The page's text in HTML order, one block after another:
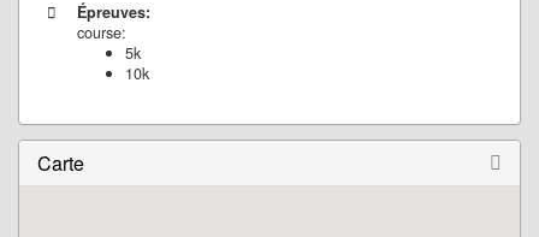
Épreuves:
course:
5k
10k
Carte